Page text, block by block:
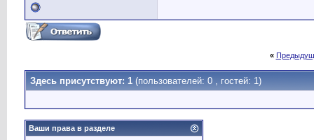
«
Здесь присутствуют: 1 (пользователей: 0 , гостей: 1)
Ваши права в разделе